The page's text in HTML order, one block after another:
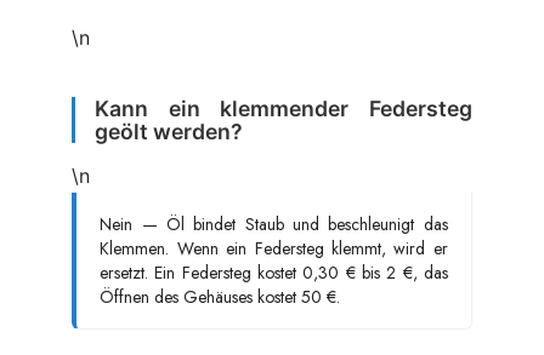
\n
Kann ein klemmender Federsteg
geölt werden?
\n
Nein — Öl bindet Staub und beschleunigt das
Klemmen. Wenn ein Federsteg klemmt, wird er
ersetzt. Ein Federsteg kostet 0,30 € bis 2 €, das
Öffnen des Gehäuses kostet 50 €.